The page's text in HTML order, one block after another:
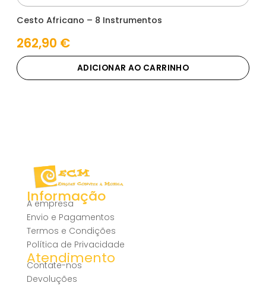
Cesto Africano – 8 Instrumentos
262,90 €
ADICIONAR AO CARRINHO
Informação
A empresa
Envio e Pagamentos
Termos e Condições
Política de Privacidade
Atendimento
Contate-nos
Devoluções